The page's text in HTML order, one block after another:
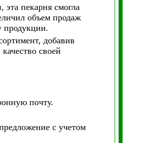
эта пекарня смогла
объем продаж
продукции.
добавив
своей
почту.
с учетом